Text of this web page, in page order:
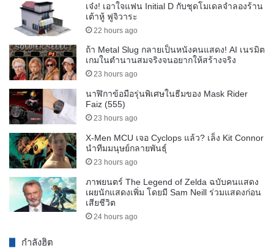
เจ๋ง! เอาใจแฟน Initial D กับชุดโมเดลจำลองร้าน
เต้าหู้ ฟูจิวาระ
22 hours ago
ถ้า Metal Slug กลายเป็นหนังคนแสดง! AI เนรมิต
เกมในตำนานสมจริงจนอยากให้สร้างจริง
23 hours ago
นาฬิกาข้อมือรุ่นพิเศษในธีมของ Mask Rider
Faiz (555)
23 hours ago
X-Men MCU เจอ Cyclops แล้ว? เล็ง Kit Connor
นำทีมมนุษย์กลายพันธุ์
23 hours ago
ภาพยนตร์ The Legend of Zelda ฉบับคนแสดง
เผยนักแสดงเพิ่ม โดยมี Sam Neill ร่วมแสดงก่อน
เสียชีวิต
24 hours ago
กำลังฮิต